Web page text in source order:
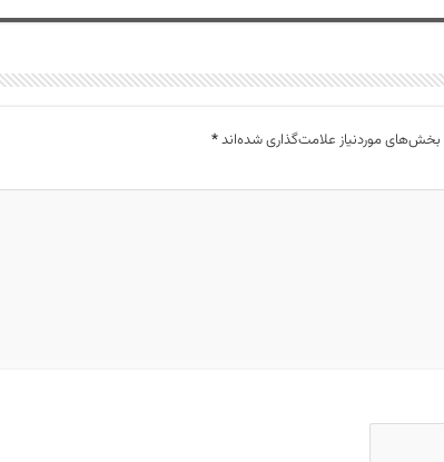
بخش‌های موردنیاز علامت‌گذاری شده‌اند*